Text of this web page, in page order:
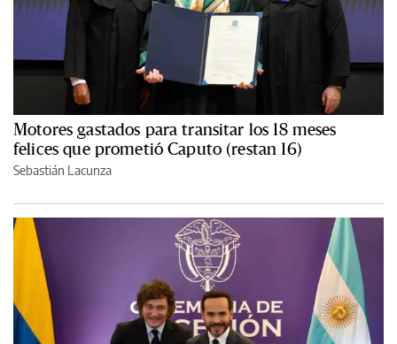
Motores gastados para transitar los 18 meses
felices que prometió Caputo (restan 16)
Sebastián Lacunza